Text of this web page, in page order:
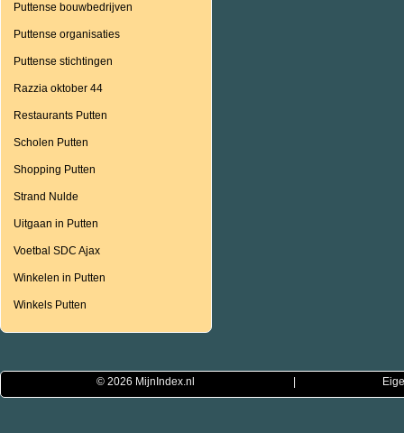
Puttense bouwbedrijven
Puttense organisaties
Puttense stichtingen
Razzia oktober 44
Restaurants Putten
Scholen Putten
Shopping Putten
Strand Nulde
Uitgaan in Putten
Voetbal SDC Ajax
Winkelen in Putten
Winkels Putten
© 2026 MijnIndex.nl